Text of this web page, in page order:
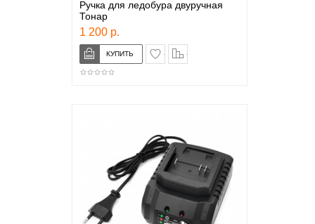
Ручка для ледобура двуручная
Тонар
1 200 р.
в закладки